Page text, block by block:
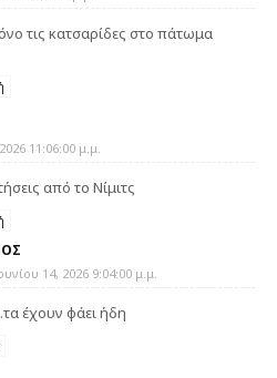
τις κατσαρίδες στο πάτωμα
11:06:00 μ.μ.
από το Νίμιτς
14, 2026 9:04:00 μ.μ.
έχουν φάει ήδη